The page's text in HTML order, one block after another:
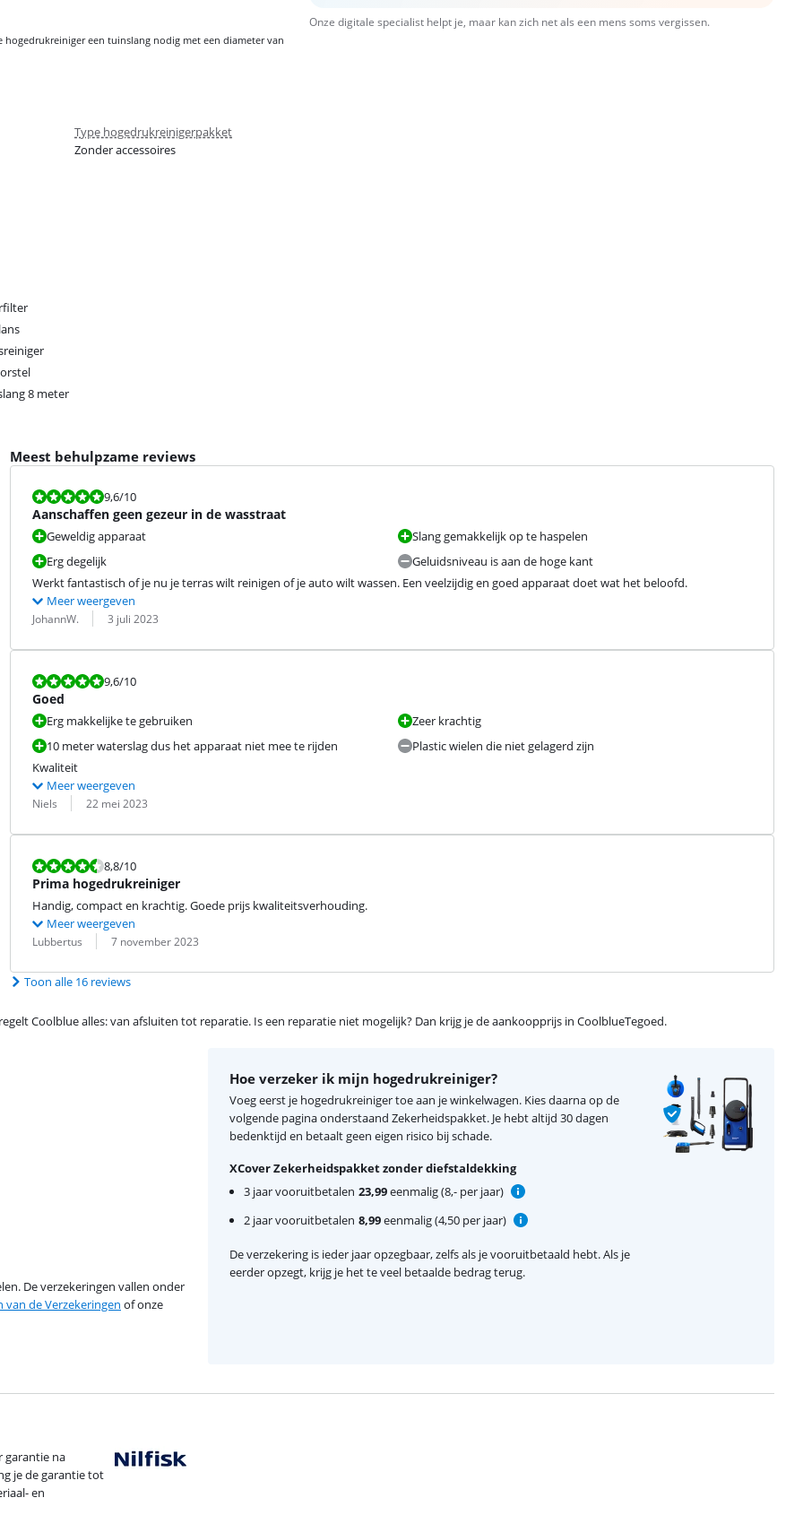
Onze digitale specialist helpt je, maar kan zich net als een mens soms vergissen.
een tuinslang nodig met een diameter van
Type hogedrukreinigerpakket
Zonder accessoires
8 meter
Meest behulpzame reviews
Beoordeling is 9,6 van de 10.
9,6/10
Aanschaffen geen gezeur in de wasstraat
Geweldig apparaat
Erg degelijk
Slang gemakkelijk op te haspelen
Geluidsniveau is aan de hoge kant
Werkt fantastisch of je nu je terras wilt reinigen of je auto wilt wassen. Een veelzijdig en goed apparaat doet wat het beloofd.
Meer weergeven
Beoordeling door:
JohannW.
Datum: 3 juli 2023
Beoordeling is 9,6 van de 10.
9,6/10
Goed
Erg makkelijke te gebruiken
10 meter waterslag dus het apparaat niet mee te rijden
Zeer krachtig
Plastic wielen die niet gelagerd zijn
Kwaliteit
Meer weergeven
Beoordeling door:
Niels
Datum: 22 mei 2023
Beoordeling is 8,8 van de 10.
8,8/10
Prima hogedrukreiniger
Handig, compact en krachtig. Goede prijs kwaliteitsverhouding.
Meer weergeven
Beoordeling door:
Lubbertus
Datum: 7 november 2023
Toon alle 16 reviews
Coolblue alles: van afsluiten tot reparatie. Is een reparatie niet mogelijk? Dan krijg je de aankoopprijs in CoolblueTegoed.
De verzekeringen vallen onder
van de Verzekeringen of onze
Hoe verzeker ik mijn hogedrukreiniger?
Voeg eerst je hogedrukreiniger toe aan je winkelwagen. Kies daarna op de
volgende pagina onderstaand Zekerheidspakket. Je hebt altijd 30 dagen
bedenktijd en betaalt geen eigen risico bij schade.
XCover Zekerheidspakket zonder diefstaldekking
3 jaar vooruitbetalen 23,99eenmalig (8,- per jaar)
2 jaar vooruitbetalen 8,99eenmalig (4,50 per jaar)
De verzekering is ieder jaar opzegbaar, zelfs als je vooruitbetaald hebt. Als je
eerder opzegt, krijg je het te veel betaalde bedrag terug.
garantie na
je de garantie tot
en